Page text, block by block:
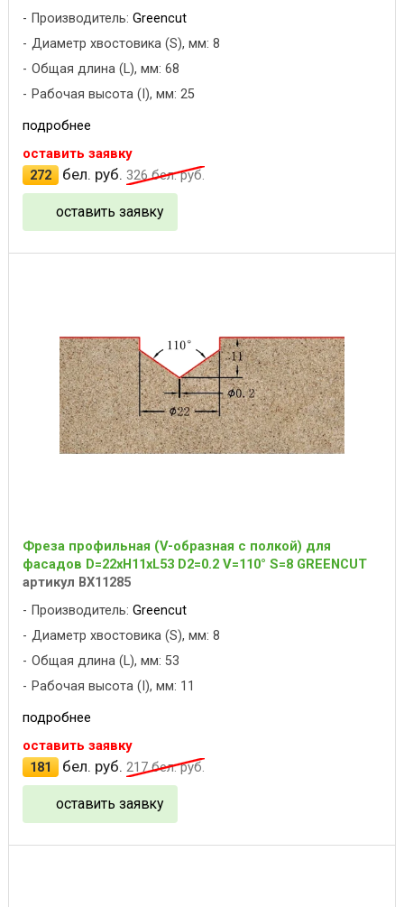
Производитель: Greencut
Диаметр хвостовика (S), мм: 8
Общая длина (L), мм: 68
Рабочая высота (I), мм: 25
подробнее
оставить заявку
272
бел. руб. 326бел. руб.
оставить заявку
Фреза профильная (V-образная с полкой) для
фасадов D=22xH11xL53 D2=0.2 V=110° S=8 GREENCUT
артикул BX11285
Производитель: Greencut
Диаметр хвостовика (S), мм: 8
Общая длина (L), мм: 53
Рабочая высота (I), мм: 11
подробнее
оставить заявку
181
бел. руб. 217бел. руб.
оставить заявку